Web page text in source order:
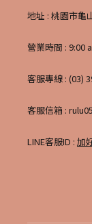
地址 : 桃園市龜
營業時間 : 9:00
客服專線 : (03)
客服信箱 :
LINE客服ID : 加